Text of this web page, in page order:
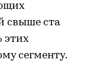
свыше ста
этих
сегменту.